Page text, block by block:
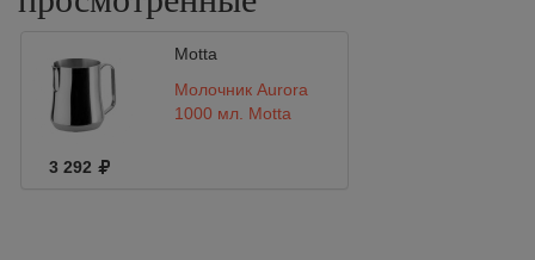
Motta
Молочник Aurora
1000 мл. Motta
3 292